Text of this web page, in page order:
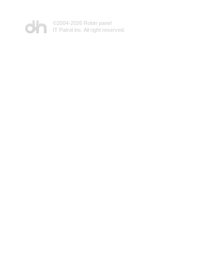
©2004-2026 Robin panel
IT Patrol inc. All right reserved.